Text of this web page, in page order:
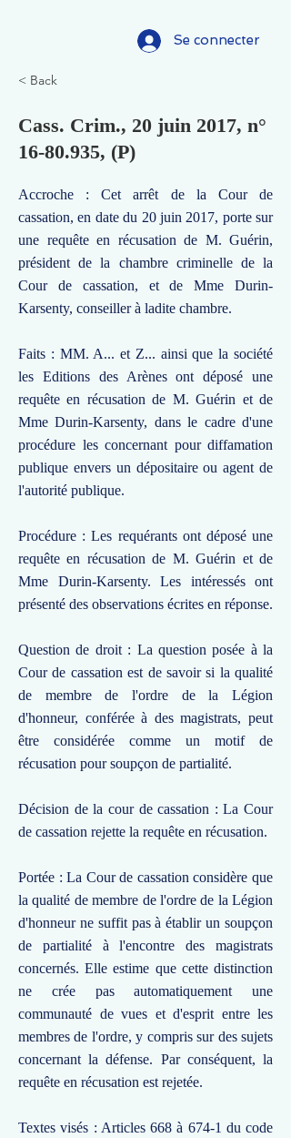
Se connecter
< Back
Cass. Crim., 20 juin 2017, n°
16-80.935, (P)
Accroche : Cet arrêt de la Cour de
cassation, en date du 20 juin 2017, porte sur
une requête en récusation de M. Guérin,
président de la chambre criminelle de la
Cour de cassation, et de Mme Durin-
Karsenty, conseiller à ladite chambre.
Faits : MM. A... et Z... ainsi que la société
les Editions des Arènes ont déposé une
requête en récusation de M. Guérin et de
Mme Durin-Karsenty, dans le cadre d'une
procédure les concernant pour diffamation
publique envers un dépositaire ou agent de
l'autorité publique.
Procédure : Les requérants ont déposé une
requête en récusation de M. Guérin et de
Mme Durin-Karsenty. Les intéressés ont
présenté des observations écrites en réponse.
Question de droit : La question posée à la
Cour de cassation est de savoir si la qualité
de membre de l'ordre de la Légion
d'honneur, conférée à des magistrats, peut
être considérée comme un motif de
récusation pour soupçon de partialité.
Décision de la cour de cassation : La Cour
de cassation rejette la requête en récusation.
Portée : La Cour de cassation considère que
la qualité de membre de l'ordre de la Légion
d'honneur ne suffit pas à établir un soupçon
de partialité à l'encontre des magistrats
concernés. Elle estime que cette distinction
ne crée pas automatiquement une
communauté de vues et d'esprit entre les
membres de l'ordre, y compris sur des sujets
concernant la défense. Par conséquent, la
requête en récusation est rejetée.
Textes visés : Articles 668 à 674-1 du code